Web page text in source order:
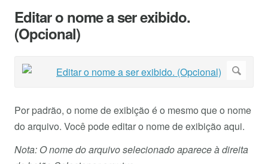
Editar o nome a ser exibido.
(Opcional)
Por padrão, o nome de exibição é o mesmo que o nome
do arquivo. Você pode editar o nome de exibição aqui.
Nota: O nome do arquivo selecionado aparece à direita